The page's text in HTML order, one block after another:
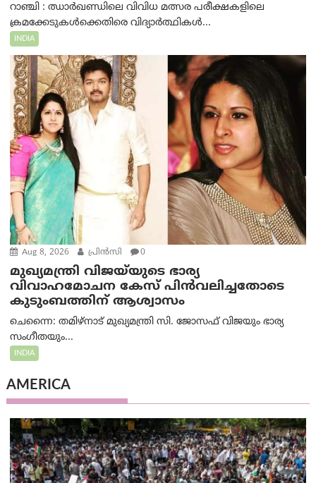
റാഞ്ചി : ഝാർഖണ്ഡിലെ വിവിധ മത്സര പരീക്ഷകളിലെ
ക്രമക്കേടുകൾക്കെതിരെ വിദ്യാർത്ഥികൾ...
INDIA
Aug 8, 2026 പ്രിന്‍സി 0
മുഖ്യമന്ത്രി വിജയ്‌യുടെ ഭാര്യ
വിവാഹമോചന കേസ് പിൻവലിച്ചതോടെ
കുടുംബത്തിന് ആശ്വാസം
ചെന്നൈ: തമിഴ്‌നാട് മുഖ്യമന്ത്രി സി. ജോസഫ് വിജയും ഭാര്യ
സംഗീതയും...
INDIA
AMERICA